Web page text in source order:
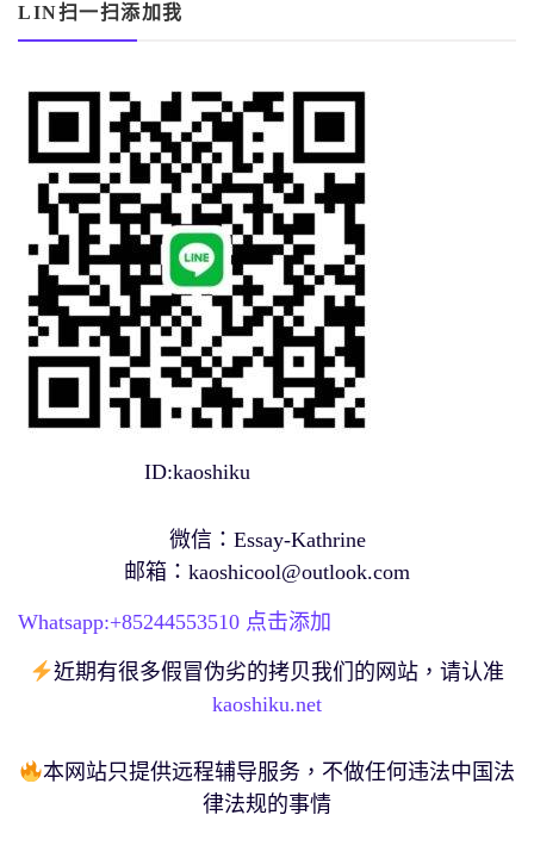
LIN扫一扫添加我
ID:kaoshiku
微信：Essay-Kathrine
邮箱： kaoshicool@outlook.com
Whatsapp:+85244553510 点击添加
近期有很多假冒伪劣的拷贝我们的网站，请认准
kaoshiku.net
本网站只提供远程辅导服务，不做任何违法中国法
律法规的事情